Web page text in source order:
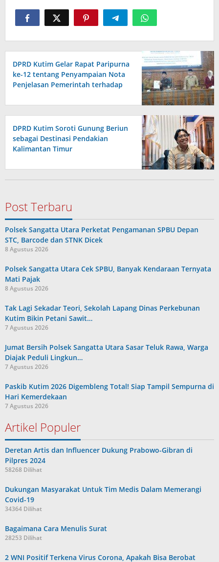
DPRD Kutim Gelar Rapat Paripurna
ke-12 tentang Penyampaian Nota
Penjelasan Pemerintah terhadap
DPRD Kutim Soroti Gunung Beriun
sebagai Destinasi Pendakian
Kalimantan Timur
Post Terbaru
Polsek Sangatta Utara Perketat Pengamanan SPBU Depan
STC, Barcode dan STNK Dicek
8 Agustus 2026
Polsek Sangatta Utara Cek SPBU, Banyak Kendaraan Ternyata
Mati Pajak
8 Agustus 2026
Tak Lagi Sekadar Teori, Sekolah Lapang Dinas Perkebunan
Kutim Bikin Petani Sawit…
7 Agustus 2026
Jumat Bersih Polsek Sangatta Utara Sasar Teluk Rawa, Warga
Diajak Peduli Lingkun…
7 Agustus 2026
Paskib Kutim 2026 Digembleng Total! Siap Tampil Sempurna di
Hari Kemerdekaan
7 Agustus 2026
Artikel Populer
Deretan Artis dan Influencer Dukung Prabowo-Gibran di
Pilpres 2024
58268 Dilihat
Dukungan Masyarakat Untuk Tim Medis Dalam Memerangi
Covid-19
34364 Dilihat
Bagaimana Cara Menulis Surat
28253 Dilihat
2 WNI Positif Terkena Virus Corona, Apakah Bisa Berobat